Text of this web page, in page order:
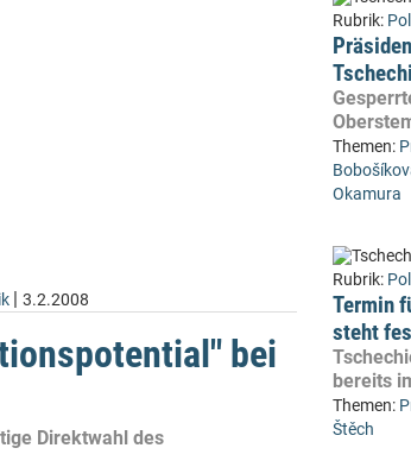
| 3.2.2008
bei
Direktwahl des
Rubrik:
Themen:
Okamura
Rubrik:
Termin
steht
bereits
Themen:
Štěch